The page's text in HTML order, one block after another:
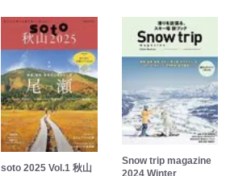
soto 2025 Vol.1 秋山
Snow trip magazine
2024 Winter